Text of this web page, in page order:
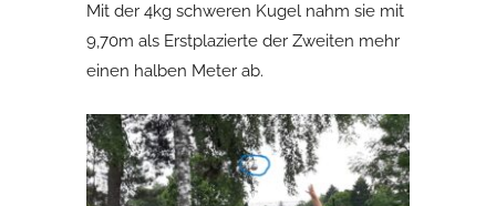
Mit der 4kg schweren Kugel nahm sie mit
9,70m als Erstplazierte der Zweiten mehr
einen halben Meter ab.